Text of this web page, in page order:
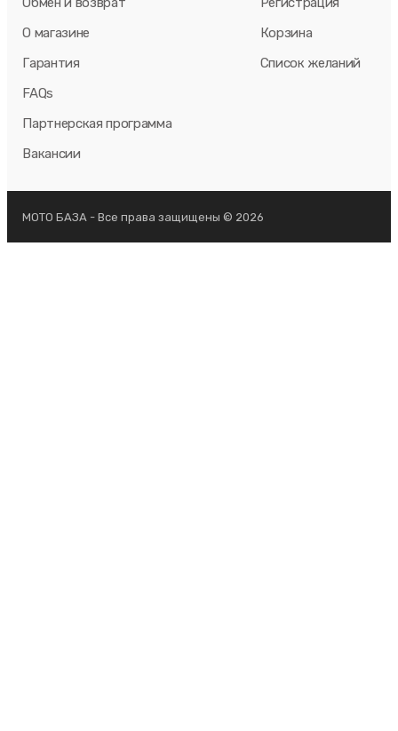
О магазине
Гарантия
FAQs
Партнерская программа
Вакансии
Корзина
Список желаний
МОТО БАЗА - Все права защищены © 2026